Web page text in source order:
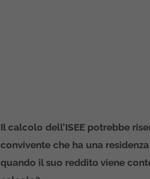
Ilcalcolo dell’ISEE potrebbe
convivente che ha una
quando il suo reddito viene